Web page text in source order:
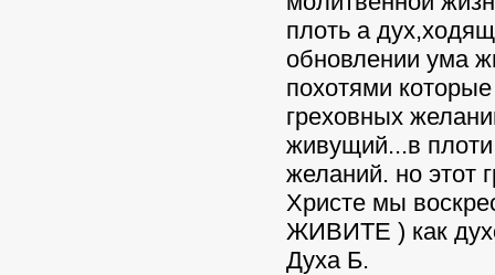
плоть а
обновлении ума
похотями
греховных
живущий...в плоти
желаний. но этот
Христе мы
ЖИВИТЕ ) как
Духа Б.